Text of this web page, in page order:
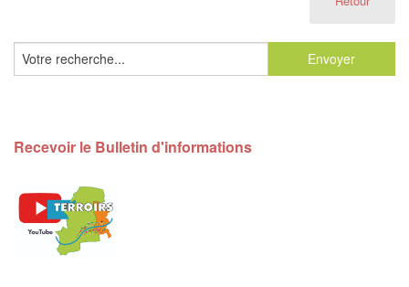
Recevoir le Bulletin d'informations